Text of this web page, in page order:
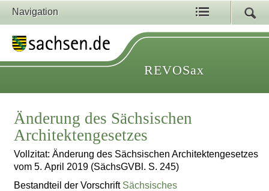
Navigation
REVOSax
Änderung des Sächsischen
Architektengesetzes
Vollzitat: Änderung des Sächsischen Architektengesetzes
vom 5. April 2019 (SächsGVBl. S. 245)
Bestandteil der Vorschrift Sächsisches